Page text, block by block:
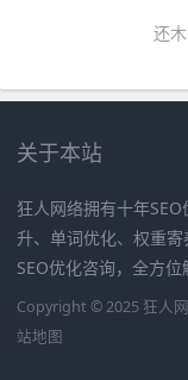
还
关于本站
狂人网络拥有十年
升、单词优化、权重
SEO优化咨询，全方位
Copyright © 2025 狂人
站地图